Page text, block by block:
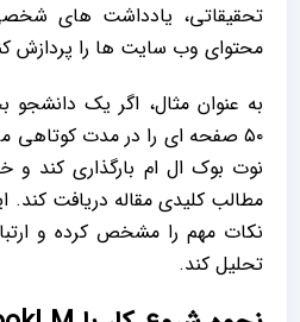
تحقیقاتی، یادداشت ‌های
محتوای وب ‌سایت ‌ها را پردازش
به‌ عنوان مثال، اگر یک دانشجو
۵۰ صفحه ‌ای را در مدت کوتاهی
نوت بوک ال ام بارگذاری کند و
مطالب کلیدی مقاله دریافت کند.
نکات مهم را مشخص کرده و
تحلیل کند.